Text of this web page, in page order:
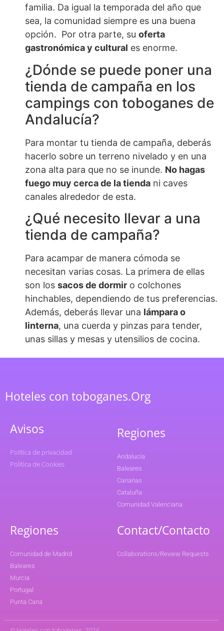
familia. Da igual la temporada del año que
sea, la comunidad siempre es una buena
opción. Por otra parte, su oferta
gastronómica y cultural es enorme.
¿Dónde se puede poner una
tienda de campaña en los
campings con toboganes de
Andalucía?
Para montar tu tienda de campaña, deberás
hacerlo sobre un terreno nivelado y en una
zona alta para que no se inunde. No hagas
fuego muy cerca de la tienda ni caves
canales alrededor de esta.
¿Qué necesito llevar a una
tienda de campaña?
Para acampar de manera cómoda se
necesitan varias cosas. La primera de ellas
son los sacos de dormir o colchones
hinchables, dependiendo de tus preferencias.
Además, deberás llevar una lámpara o
linterna, una cuerda y pinzas para tender,
unas sillas y mesas y utensilios de cocina.
Hoteles con toboganes.Org
Avisos
Política de privacidad
Política de Cookies
Regiones
Andalucía
Baleares
Canarias
Cataluña
Comunidad Valenciana
Regiones
Comunidad de Madrid
Baleares
Murcia
Portugal
Punta Cana
Contact/Contacto
Collaborations/Review Requests